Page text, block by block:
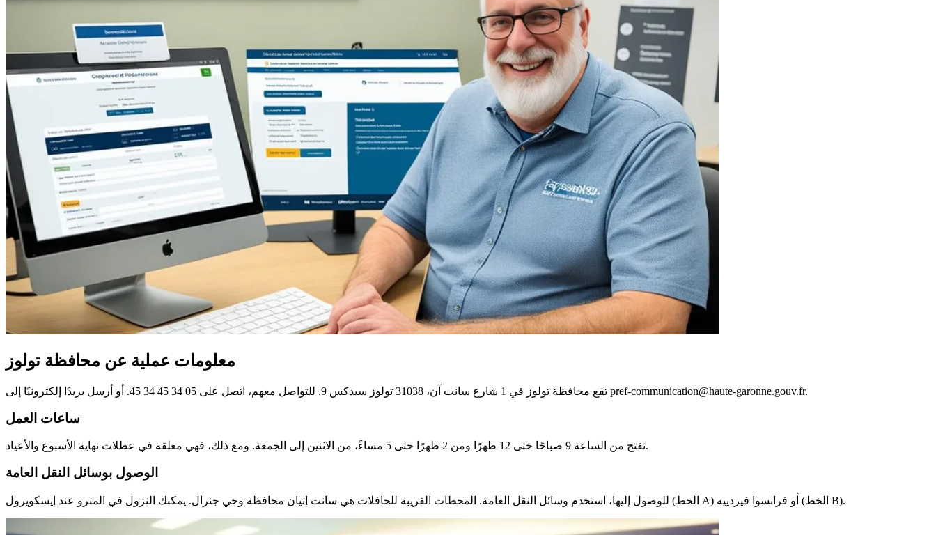
معلومات عملية عن محافظة تولوز
تقع محافظة تولوز في 1 شارع سانت آن، 31038 تولوز سيدكس 9. للتواصل معهم، اتصل على 05 34 45 34 45. أو أرسل بريدًا إلكترونيًا إلى pref-communication@haute-garonne.gouv.fr.
ساعات العمل
تفتح من الساعة 9 صباحًا حتى 12 ظهرًا ومن 2 ظهرًا حتى 5 مساءً، من الاثنين إلى الجمعة. ومع ذلك، فهي مغلقة في عطلات نهاية الأسبوع والأعياد.
الوصول بوسائل النقل العامة
للوصول إليها، استخدم وسائل النقل العامة. المحطات القريبة للحافلات هي سانت إتيان محافظة وحي جنرال. يمكنك النزول في المترو عند إيسكويرول (الخط A) أو فرانسوا فيردييه (الخط B).